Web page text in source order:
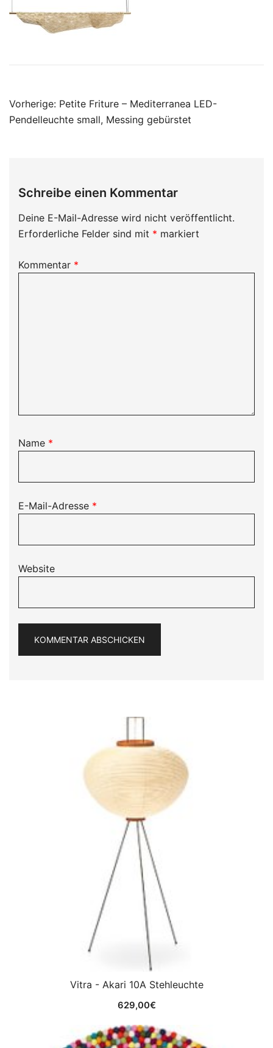
Beitragsnavigation
Vorherige: Petite Friture – Mediterranea LED-
Pendelleuchte small, Messing gebürstet
Schreibe einen Kommentar
Deine E-Mail-Adresse wird nicht veröffentlicht.
Erforderliche Felder sind mit * markiert
Kommentar *
Name *
E-Mail-Adresse *
Website
Vitra - Akari 10A Stehleuchte
629,00€